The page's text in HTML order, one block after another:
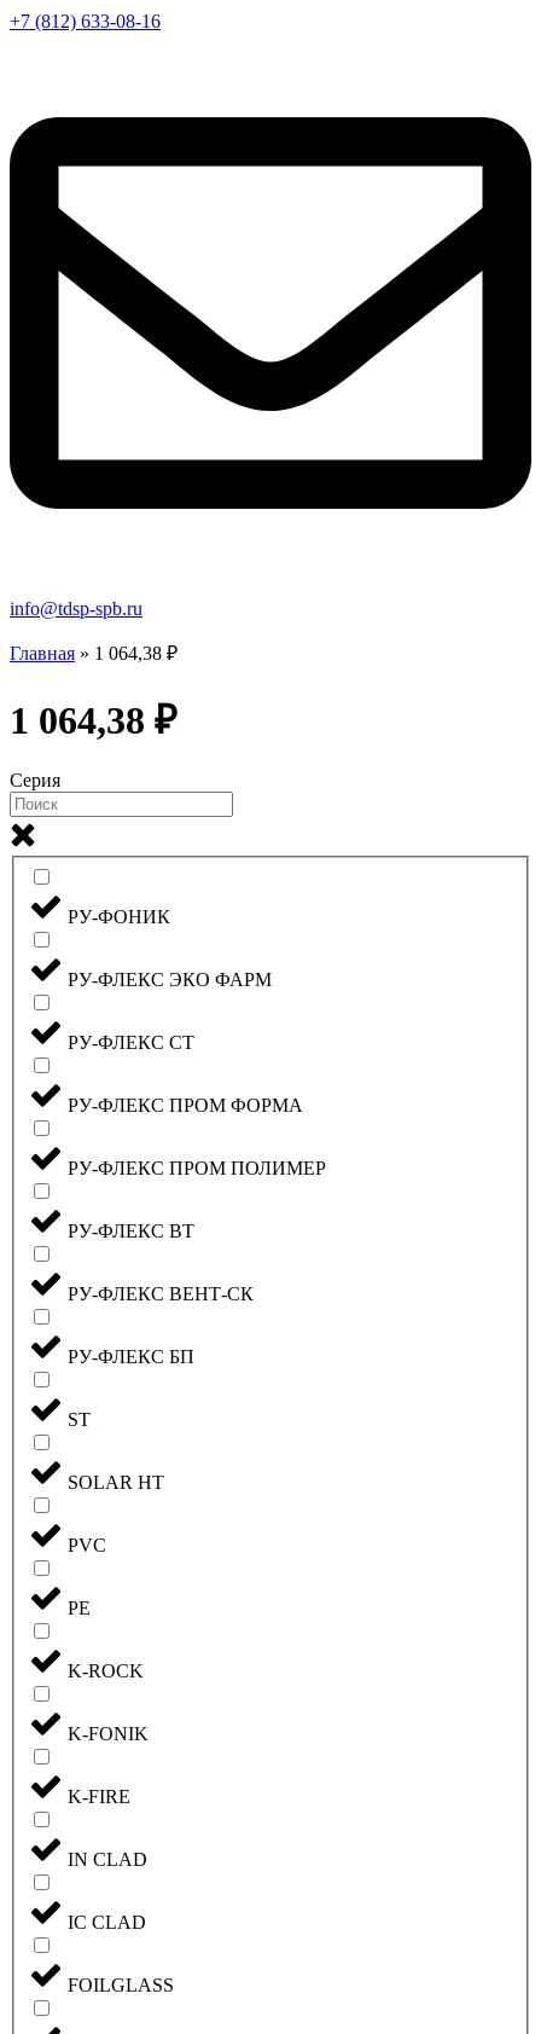
+7 (812) 633-08-16
info@tdsp-spb.ru
Главная » 1 064,38 ₽
1 064,38 ₽
Серия
РУ-ФОНИК
РУ-ФЛЕКС ЭКО ФАРМ
РУ-ФЛЕКС СТ
РУ-ФЛЕКС ПРОМ ФОРМА
РУ-ФЛЕКС ПРОМ ПОЛИМЕР
РУ-ФЛЕКС ВТ
РУ-ФЛЕКС ВЕНТ-СК
РУ-ФЛЕКС БП
ST
SOLAR HT
PVC
PE
K-ROCK
K-FONIK
K-FIRE
IN CLAD
IC CLAD
FOILGLASS